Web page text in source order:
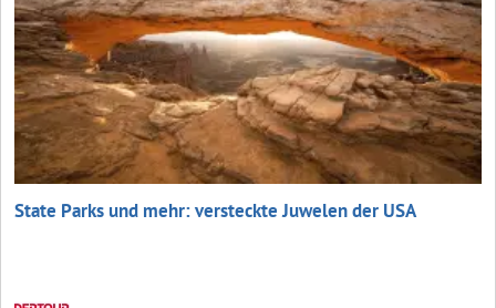
State Parks und mehr: versteckte Juwelen der USA